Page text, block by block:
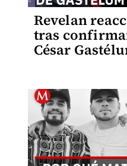
Revelan
tras
César